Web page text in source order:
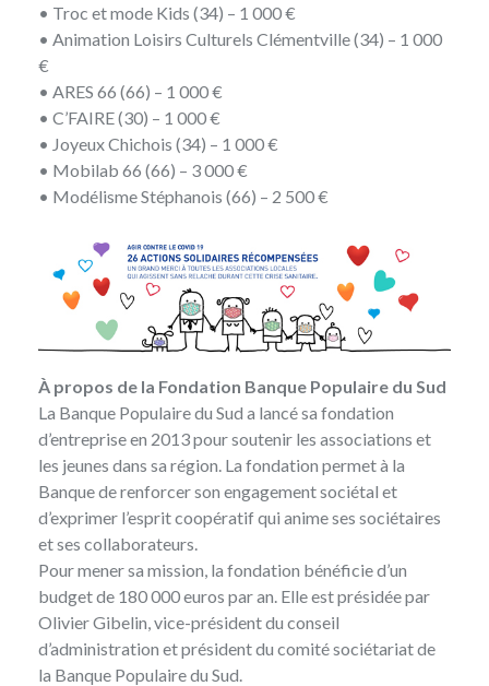
• Troc et mode Kids (34) – 1 000 €
• Animation Loisirs Culturels Clémentville (34) – 1 000
€
• ARES 66 (66) – 1 000 €
• C’FAIRE (30) – 1 000 €
• Joyeux Chichois (34) – 1 000 €
• Mobilab 66 (66) – 3 000 €
• Modélisme Stéphanois (66) – 2 500 €
À propos de la Fondation Banque Populaire du Sud
La Banque Populaire du Sud a lancé sa fondation
d’entreprise en 2013 pour soutenir les associations et
les jeunes dans sa région. La fondation permet à la
Banque de renforcer son engagement sociétal et
d’exprimer l’esprit coopératif qui anime ses sociétaires
et ses collaborateurs.
Pour mener sa mission, la fondation bénéficie d’un
budget de 180 000 euros par an. Elle est présidée par
Olivier Gibelin, vice-président du conseil
d’administration et président du comité sociétariat de
la Banque Populaire du Sud.